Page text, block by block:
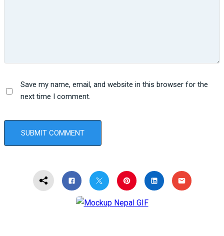
Save my name, email, and website in this browser for the
next time I comment.